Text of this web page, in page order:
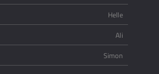
Helle
Ali
Simon